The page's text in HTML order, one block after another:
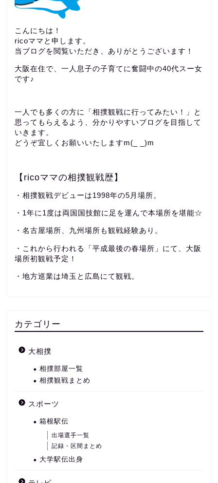
こんにちは！
ricoママと申します。
当ブログを閲覧いただき、ありがとうございます！
大阪在住で、一人息子の子育てに奮闘中の40代スー女
です♪
一人でも多くの方に「相撲観戦に行ってみたい！」と
思ってもらえるよう、分かりやすいブログを目指して
いきます。
どうぞ宜しくお願いいたしますm(_ _)m
【ricoママの相撲観戦歴】
・相撲観戦デビューは1998年の5月場所。
・1年に1度は両国国技館に足を運んで本場所を堪能☆
・名古屋場所、九州場所も観戦経験あり。
・これから行われる「平成最後の春場所」にて、大阪
場所初観戦予定！
・地方巡業は埼玉と広島にて観戦。
カテゴリー
大相撲
相撲部屋一覧
相撲観戦まとめ
スポーツ
箱根駅伝
出場選手一覧
記録・区間まとめ
大学駅伝出身